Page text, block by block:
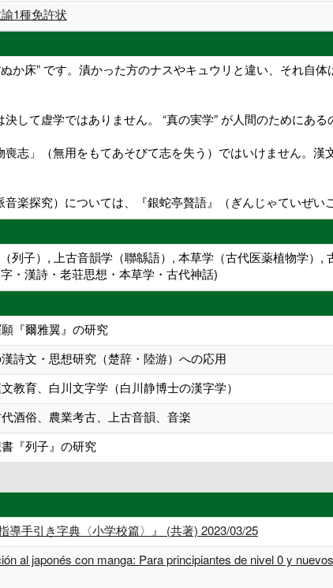
1種免許状
か床” です。漬かった方のナスやキュウリと違い、それ自
して虚学ではありません。 “真の実学” が人間のためにあ
喪志」（無用をもてあそびて志を失う）ではいけません。
楽探究）については、『銀蛇亭贅語』（ぎんじゃていぜい
列子）, 上古音韻学（聯緜語）, 本草学（古代医薬植物学）
・漢詩・老荘思想・本草学・古代神話)
『爾雅翼』の研究
詩文・思想研究（楚辞・陸游）への応用
教育、白川文字学（白川静博士の漢字学）
酒俗、農業考古、上古音韻、音楽
『列子』の研究
導手引き字典〈小学校篇〉』 (共著) 2023/03/25
al japonés con manga: Para principiantes de nivel 0 y